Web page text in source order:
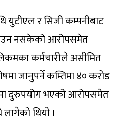
युटीएल र सिजी कम्पनीबाट
नसकेको आरोपसमेत
कर्मचारीले असीमित
जानुपर्ने कम्तिमा ४० करोड
दुरुपयोग भएको आरोपसमेत
थियो ।